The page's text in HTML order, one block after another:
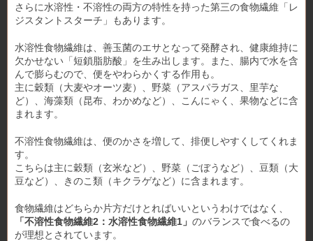
さらに水溶性・不溶性の両方の特性を持った第三の食物繊維「レ
ジスタントスターチ」もあります。
水溶性食物繊維は、善玉菌のエサとなって発酵され、健康維持に
欠かせない「短鎖脂肪酸」を生み出します。また、腸内で水を含
んで膨らむので、便をやわらかくする作用も。
主に穀類（大麦やオーツ麦）、野菜（アスパラガス、里芋な
ど）、海藻類（昆布、わかめなど）、こんにゃく、果物などに含
まれます。
不溶性食物繊維は、便のかさを増して、排便しやすくしてくれま
す。
こちらは主に穀類（玄米など）、野菜（ごぼうなど）、豆類（大
豆など）、きのこ類（キクラゲなど）に含まれます。
食物繊維はどちらか片方だけとればいいというわけではなく、
「不溶性食物繊維2：水溶性食物繊維1」 のバランスで食べるの
が理想とされています。